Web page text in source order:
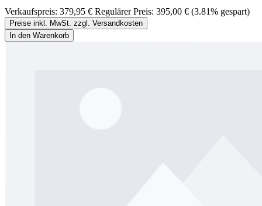
Verkaufspreis: 379,95 € Regulärer Preis: 395,00 € (3.81% gespart)
Preise inkl. MwSt. zzgl. Versandkosten
In den Warenkorb